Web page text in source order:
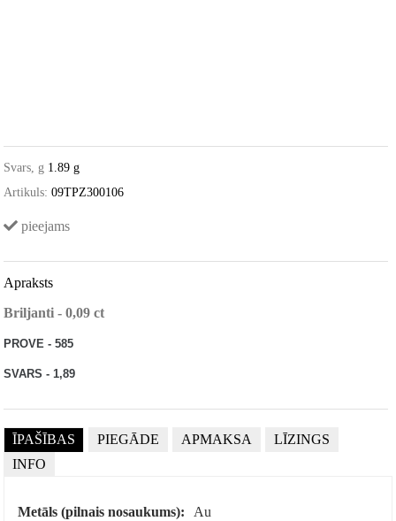
Svars, g 1.89 g
Artikuls: 09TPZ300106
pieejams
Apraksts
Briljanti - 0,09 ct
PROVE - 585
SVARS - 1,89
ĪPAŠĪBAS PIEGĀDE APMAKSA
LĪZINGS
INFO
Metāls (pilnais nosaukums): Au